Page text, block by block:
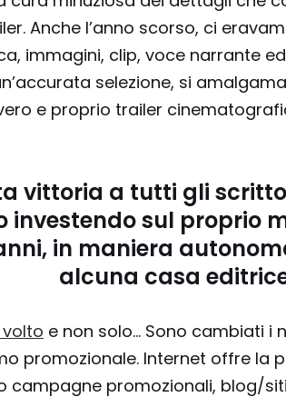
Anche l’anno scorso, ci
immagini, clip, voce narrante
selezione, si
e proprio trailer
vittoria a tutti gli
investendo sul proprio
in maniera
alcuna casa
e non solo… Sono cambiati i
promozionale. Internet offre la
promozionali, blog/